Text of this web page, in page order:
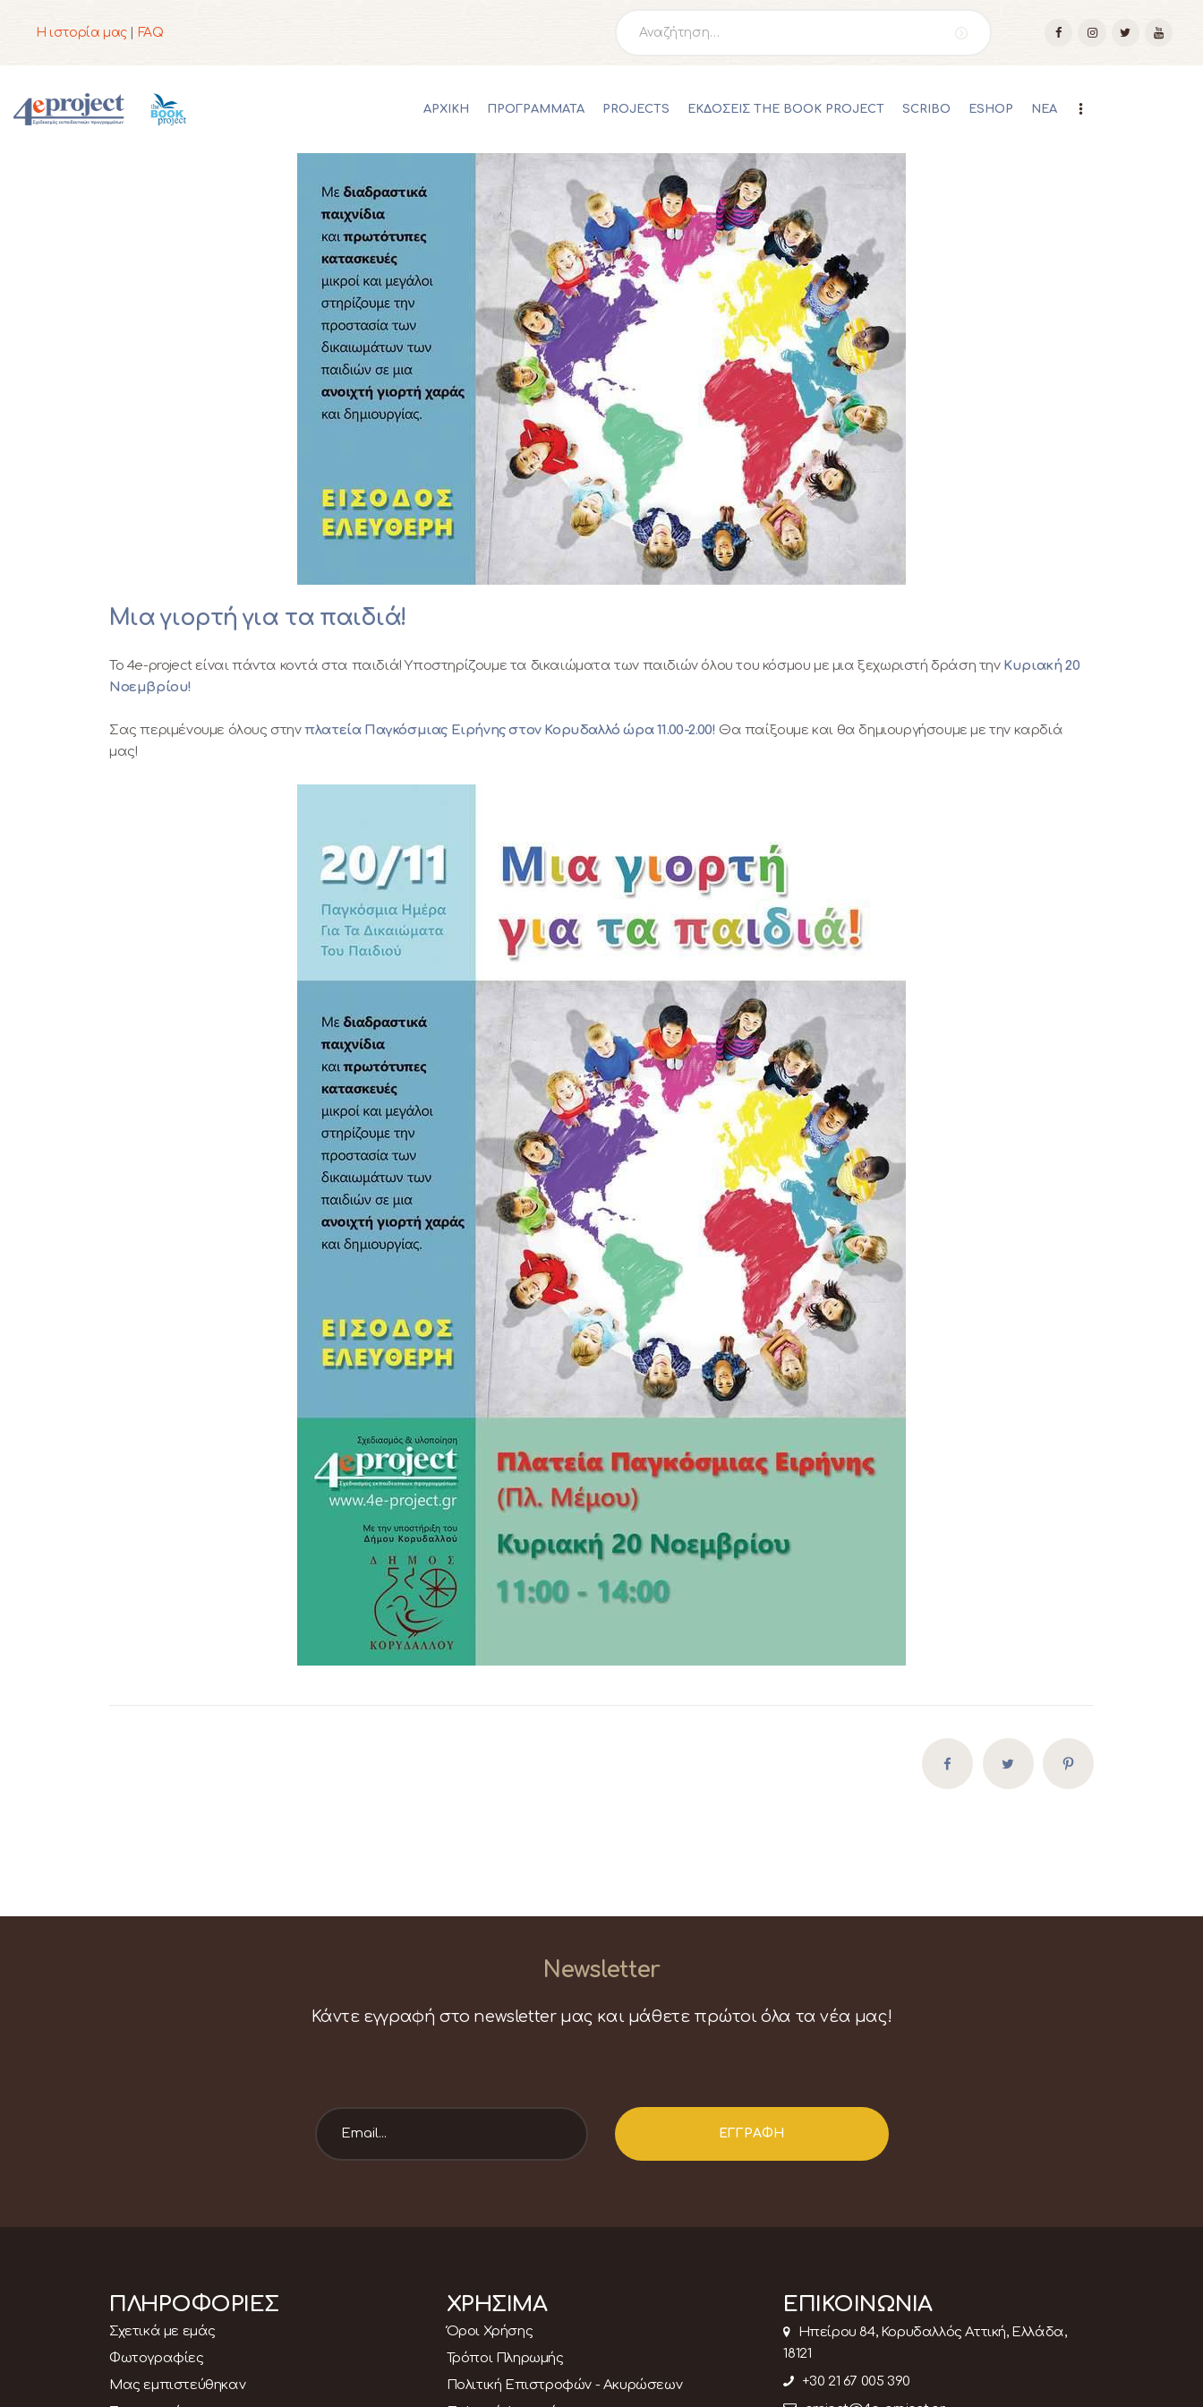
Η ιστορία μας| FAQ
ΑΡΧΙΚΗ ΠΡΟΓΡΑΜΜΑΤΑ PROJECTS ΕΚΔΟΣΕΙΣ THE BOOK PROJECT SCRIBO ESHOP ΝΕΑ
SCRIBO
ESHOP
ΝΕΑ
ΕΠΙΚΟΙΝΩΝΙΑ
0,00 €
Μια γιορτή για τα παιδιά!
Το 4e-project είναι πάντα κοντά στα παιδιά! Υποστηρίζουμε τα δικαιώματα των παιδιών όλου του κόσμου με μια ξεχωριστή δράση τηνΚυριακή 20
Νοεμβρίου!
Σας περιμένουμε όλους στηνπλατεία Παγκόσμιας Ειρήνης στον Κορυδαλλό ώρα 11.00-2.00! Θα παίξουμε και θα δημιουργήσουμε με την καρδιά
μας!
Newsletter
Κάντε εγγραφή στο newsletter μας και μάθετε πρώτοι όλα τα νέα μας!
ΠΛΗΡΟΦΟΡΙΕΣ
Σχετικά με εμάς
Φωτογραφίες
Μας εμπιστεύθηκαν
ΧΡΗΣΙΜΑ
Όροι Χρήσης
Τρόποι Πληρωμής
Πολιτική Επιστροφών - Ακυρώσεων
ΕΠΙΚΟΙΝΩΝΙΑ
Ηπείρου 84, Κορυδαλλός Αττική, Ελλάδα,
18121
+30 21 67 005 390